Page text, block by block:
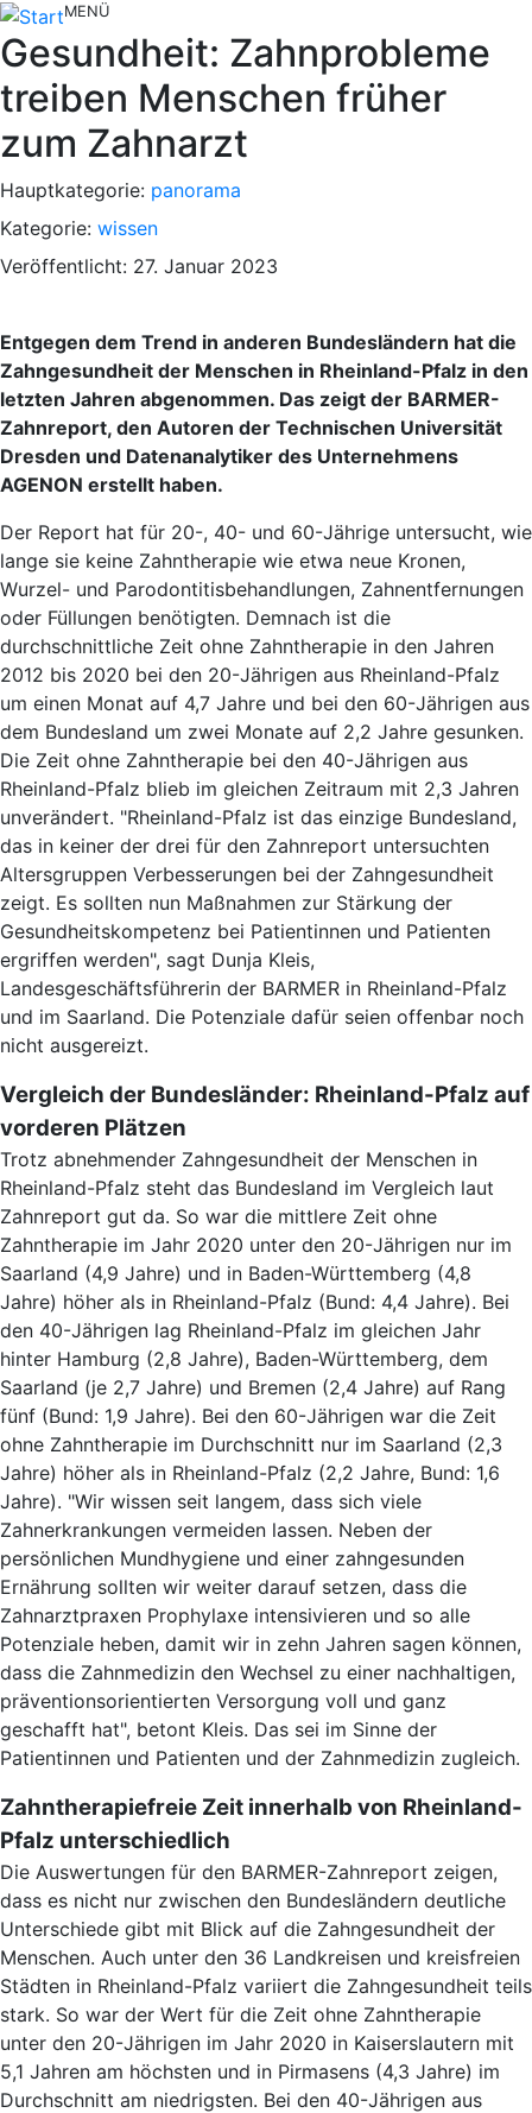
MENÜ
Gesundheit: Zahnprobleme
treiben Menschen früher
zum Zahnarzt
Hauptkategorie: panorama
Kategorie: wissen
Veröffentlicht: 27. Januar 2023
Entgegen dem Trend in anderen Bundesländern hat die
Zahngesundheit der Menschen in Rheinland-Pfalz in den
letzten Jahren abgenommen. Das zeigt der BARMER-
Zahnreport, den Autoren der Technischen Universität
Dresden und Datenanalytiker des Unternehmens
AGENON erstellt haben.
Der Report hat für 20-, 40- und 60-Jährige untersucht, wie
lange sie keine Zahntherapie wie etwa neue Kronen,
Wurzel- und Parodontitisbehandlungen, Zahnentfernungen
oder Füllungen benötigten. Demnach ist die
durchschnittliche Zeit ohne Zahntherapie in den Jahren
2012 bis 2020 bei den 20-Jährigen aus Rheinland-Pfalz
um einen Monat auf 4,7 Jahre und bei den 60-Jährigen aus
dem Bundesland um zwei Monate auf 2,2 Jahre gesunken.
Die Zeit ohne Zahntherapie bei den 40-Jährigen aus
Rheinland-Pfalz blieb im gleichen Zeitraum mit 2,3 Jahren
unverändert. "Rheinland-Pfalz ist das einzige Bundesland,
das in keiner der drei für den Zahnreport untersuchten
Altersgruppen Verbesserungen bei der Zahngesundheit
zeigt. Es sollten nun Maßnahmen zur Stärkung der
Gesundheitskompetenz bei Patientinnen und Patienten
ergriffen werden", sagt Dunja Kleis,
Landesgeschäftsführerin der BARMER in Rheinland-Pfalz
und im Saarland. Die Potenziale dafür seien offenbar noch
nicht ausgereizt.
Vergleich der Bundesländer: Rheinland-Pfalz auf
vorderen Plätzen
Trotz abnehmender Zahngesundheit der Menschen in
Rheinland-Pfalz steht das Bundesland im Vergleich laut
Zahnreport gut da. So war die mittlere Zeit ohne
Zahntherapie im Jahr 2020 unter den 20-Jährigen nur im
Saarland (4,9 Jahre) und in Baden-Württemberg (4,8
Jahre) höher als in Rheinland-Pfalz (Bund: 4,4 Jahre). Bei
den 40-Jährigen lag Rheinland-Pfalz im gleichen Jahr
hinter Hamburg (2,8 Jahre), Baden-Württemberg, dem
Saarland (je 2,7 Jahre) und Bremen (2,4 Jahre) auf Rang
fünf (Bund: 1,9 Jahre). Bei den 60-Jährigen war die Zeit
ohne Zahntherapie im Durchschnitt nur im Saarland (2,3
Jahre) höher als in Rheinland-Pfalz (2,2 Jahre, Bund: 1,6
Jahre). "Wir wissen seit langem, dass sich viele
Zahnerkrankungen vermeiden lassen. Neben der
persönlichen Mundhygiene und einer zahngesunden
Ernährung sollten wir weiter darauf setzen, dass die
Zahnarztpraxen Prophylaxe intensivieren und so alle
Potenziale heben, damit wir in zehn Jahren sagen können,
dass die Zahnmedizin den Wechsel zu einer nachhaltigen,
präventionsorientierten Versorgung voll und ganz
geschafft hat", betont Kleis. Das sei im Sinne der
Patientinnen und Patienten und der Zahnmedizin zugleich.
Zahntherapiefreie Zeit innerhalb von Rheinland-
Pfalz unterschiedlich
Die Auswertungen für den BARMER-Zahnreport zeigen,
dass es nicht nur zwischen den Bundesländern deutliche
Unterschiede gibt mit Blick auf die Zahngesundheit der
Menschen. Auch unter den 36 Landkreisen und kreisfreien
Städten in Rheinland-Pfalz variiert die Zahngesundheit teils
stark. So war der Wert für die Zeit ohne Zahntherapie
unter den 20-Jährigen im Jahr 2020 in Kaiserslautern mit
5,1 Jahren am höchsten und in Pirmasens (4,3 Jahre) im
Durchschnitt am niedrigsten. Bei den 40-Jährigen aus